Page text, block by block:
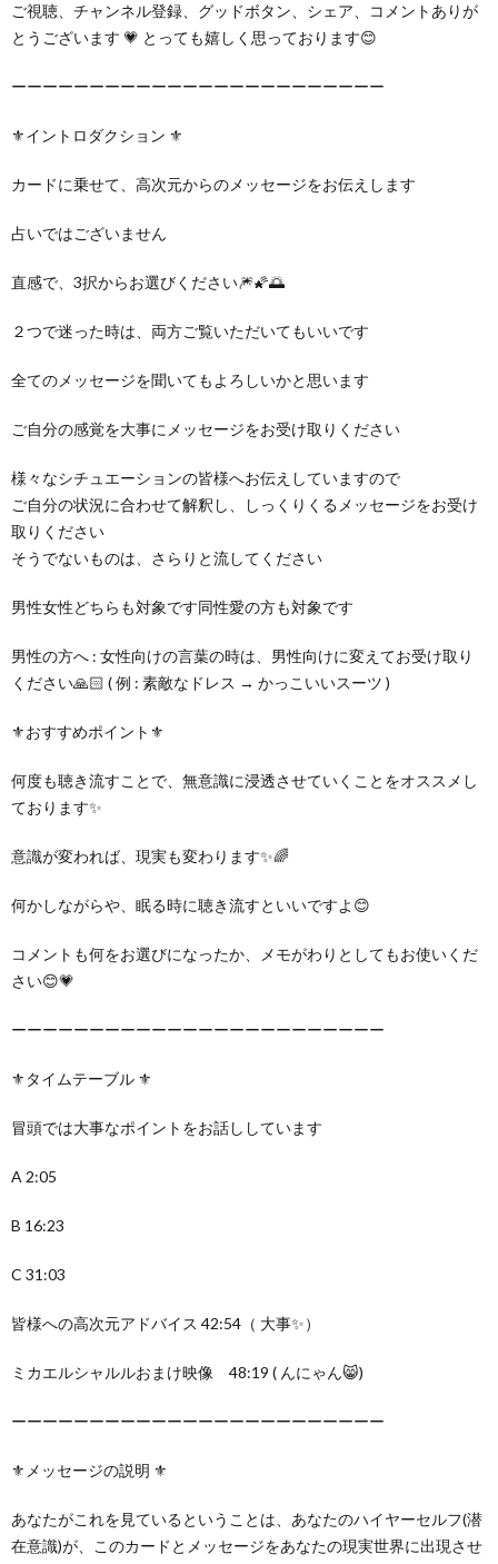
ご視聴、チャンネル登録、グッドボタン、シェア、コメントありが
とうございます 💗 とっても嬉しく思っております😊
ーーーーーーーーーーーーーーーーーーーーーーーー
⚜️イントロダクション ⚜️
カードに乗せて、高次元からのメッセージをお伝えします
占いではございません
直感で、3択からお選びください🎆🌠🌅
２つで迷った時は、両方ご覧いただいてもいいです
全てのメッセージを聞いてもよろしいかと思います
ご自分の感覚を大事にメッセージをお受け取りください
様々なシチュエーションの皆様へお伝えしていますので
ご自分の状況に合わせて解釈し、しっくりくるメッセージをお受け
取りください
そうでないものは、さらりと流してください
男性女性どちらも対象です同性愛の方も対象です
男性の方へ : 女性向けの言葉の時は、男性向けに変えてお受け取り
ください🙏🏻 ( 例 : 素敵なドレス → かっこいいスーツ )
⚜️おすすめポイント⚜️
何度も聴き流すことで、無意識に浸透させていくことをオススメし
ております✨
意識が変われば、現実も変わります✨🌈
何かしながらや、眠る時に聴き流すといいですよ😊
コメントも何をお選びになったか、メモがわりとしてもお使いくだ
さい😊💗
ーーーーーーーーーーーーーーーーーーーーーーーー
⚜️タイムテーブル ⚜️
冒頭では大事なポイントをお話ししています
A 2:05
B 16:23
C 31:03
皆様への高次元アドバイス 42:54（ 大事✨）
ミカエルシャルルおまけ映像 48:19 ( んにゃん😸)
ーーーーーーーーーーーーーーーーーーーーーーーー
⚜️メッセージの説明 ⚜️
あなたがこれを見ているということは、あなたのハイヤーセルフ(潜
在意識)が、このカードとメッセージをあなたの現実世界に出現させ